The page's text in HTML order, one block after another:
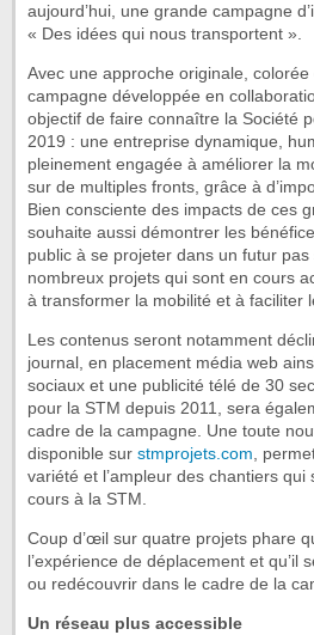
aujourd’hui, une grande campagne
« Des idées qui nous transportent ».
Avec une approche originale,
campagne développée en
objectif de faire connaître la Société
2019 : une entreprise dynamique,
pleinement engagée à améliorer la
sur de multiples fronts, grâce à
Bien consciente des impacts de ces
souhaite aussi démontrer les
public à se projeter dans un futur
nombreux projets qui sont en cours
à transformer la mobilité et à faciliter
Les contenus seront notamment
journal, en placement média web
sociaux et une publicité télé de 30
pour la STM depuis 2011, sera
cadre de la campagne. Une toute
disponible sur stmprojets.com,
variété et l’ampleur des chantiers qui
cours à la STM.
Coup d’œil sur quatre projets phare
l’expérience de déplacement et qu’il
ou redécouvrir dans le cadre de la
Un réseau plus accessible